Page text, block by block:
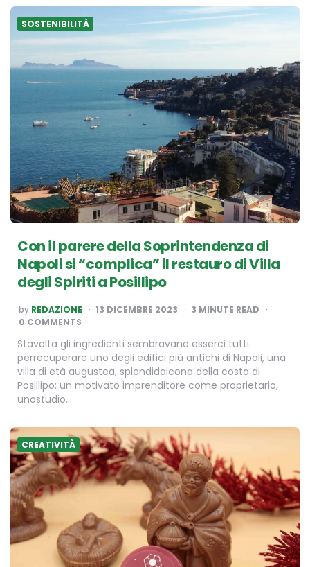
SOSTENIBILITÀ
Con il parere della Soprintendenza di
Napoli si “complica” il restauro di Villa
degli Spiriti a Posillipo
POSTED
BY
by REDAZIONE 13 DICEMBRE 2023 3 MINUTE READ
0 COMMENTS
Stavolta gli ingredienti sembravano esserci tutti
perrecuperare uno degli edifici più antichi di Napoli, una
villa di età augustea, splendidaicona della costa di
Posillipo: un motivato imprenditore come proprietario,
unostudio…
CREATIVITÀ